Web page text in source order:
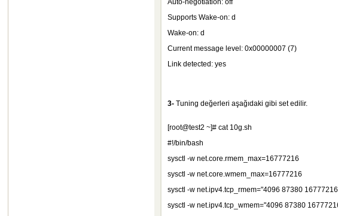
Auto-negotiation: off
Supports Wake-on: d
Wake-on: d
Current message level: 0x00000007 (7)
Link detected: yes
3- Tuning değerleri aşağıdaki gibi set edilir.
[root@test2 ~]# cat 10g.sh
#!/bin/bash
sysctl -w net.core.rmem_max=16777216
sysctl -w net.core.wmem_max=16777216
sysctl -w net.ipv4.tcp_rmem="4096 87380
sysctl -w net.ipv4.tcp_wmem="4096 87380